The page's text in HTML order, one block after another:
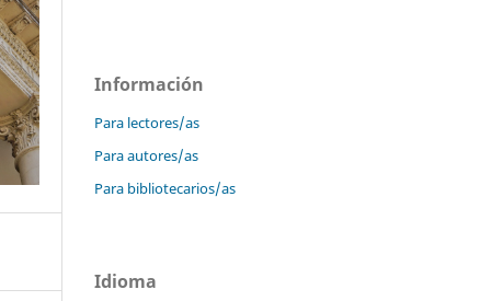
Información
Para lectores/as
Para autores/as
Para bibliotecarios/as
Idioma